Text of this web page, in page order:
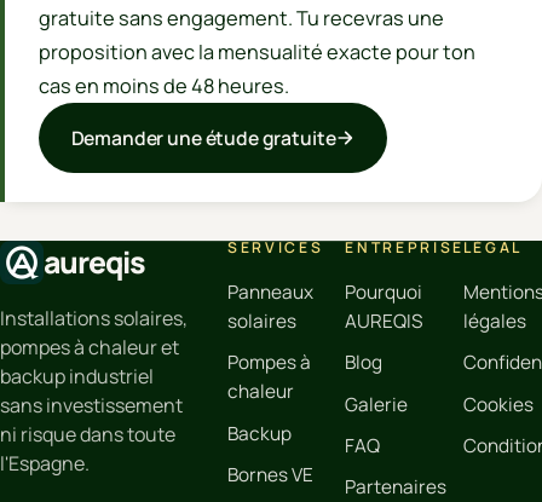
gratuite sans engagement. Tu recevras une
proposition avec la mensualité exacte pour ton
cas en moins de 48 heures.
Demander une étude gratuite
aureqis
Installations solaires,
pompes à chaleur et
backup industriel
sans investissement
ni risque dans toute
l'Espagne.
SERVICES
Panneaux
solaires
Pompes à
chaleur
Backup
Bornes VE
ENTREPRISE
Pourquoi
AUREQIS
Blog
Galerie
FAQ
Partenaires
LÉGAL
légales
Cookies